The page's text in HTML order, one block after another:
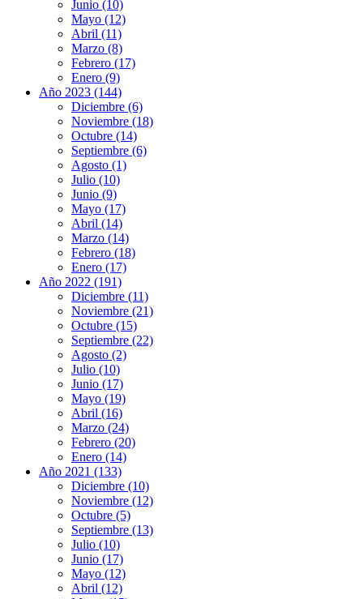
Junio (10)
Mayo (12)
Abril (11)
Marzo (8)
Febrero (17)
Enero (9)
Año 2023 (144)
Diciembre (6)
Noviembre (18)
Octubre (14)
Septiembre (6)
Agosto (1)
Julio (10)
Junio (9)
Mayo (17)
Abril (14)
Marzo (14)
Febrero (18)
Enero (17)
Año 2022 (191)
Diciembre (11)
Noviembre (21)
Octubre (15)
Septiembre (22)
Agosto (2)
Julio (10)
Junio (17)
Mayo (19)
Abril (16)
Marzo (24)
Febrero (20)
Enero (14)
Año 2021 (133)
Diciembre (10)
Noviembre (12)
Octubre (5)
Septiembre (13)
Julio (10)
Junio (17)
Mayo (12)
Abril (12)